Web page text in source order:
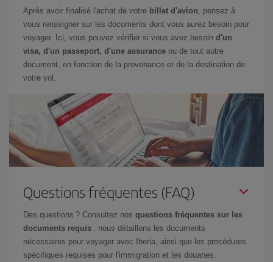
Après avoir finalisé l'achat de votre billet d'avion, pensez à
vous renseigner sur les documents dont vous aurez besoin pour
voyager. Ici, vous pouvez vérifier si vous avez besoin d'un
visa, d'un passeport, d'une assurance ou de tout autre
document, en fonction de la provenance et de la destination de
votre vol.
Questions fréquentes (FAQ)
Des questions ? Consultez nos questions fréquentes sur les
documents requis : nous détaillons les documents
nécessaires pour voyager avec Iberia, ainsi que les procédures
spécifiques requises pour l'immigration et les douanes.